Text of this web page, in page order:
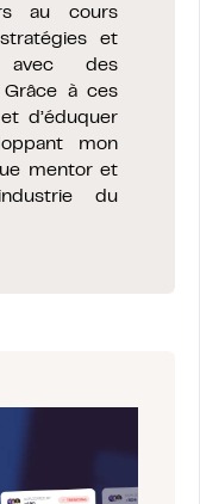
au cours
et
avec des
à ces
d’éduquer
mon
mentor et
du